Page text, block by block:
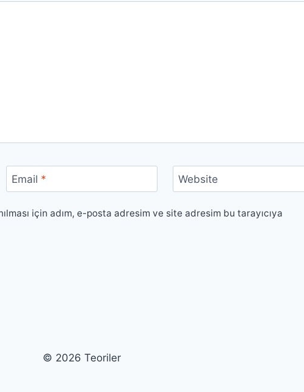
Email * Website
için adım, e-posta adresim ve site adresim bu tarayıcıya
© 2026 Teoriler